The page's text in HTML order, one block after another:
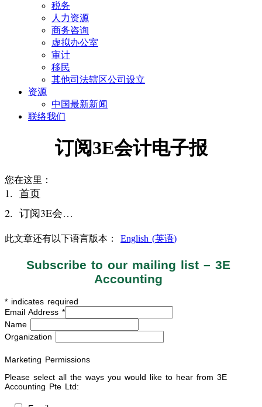
税务
人力资源
商务咨询
虚拟办公室
审计
移民
其他司法辖区公司设立
资源
中国最新新闻
联络我们
订阅3E会计电子报
您在这里：
首页
订阅3E会…
此文章还有以下语言版本： English (英语)
Subscribe to our mailing list – 3E
Accounting
* indicates required
Email Address *
Name
Organization
Marketing Permissions
Please select all the ways you would like to hear from 3E
Accounting Pte Ltd: